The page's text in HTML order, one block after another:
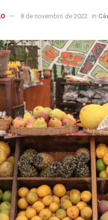
8 de novembro de 2022 in